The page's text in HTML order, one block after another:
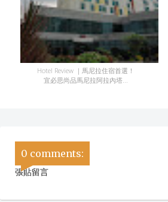
Hotel Review ｜馬尼拉住宿首選！
宜必思尚品馬尼拉阿拉內塔...
0 comments:
張貼留言